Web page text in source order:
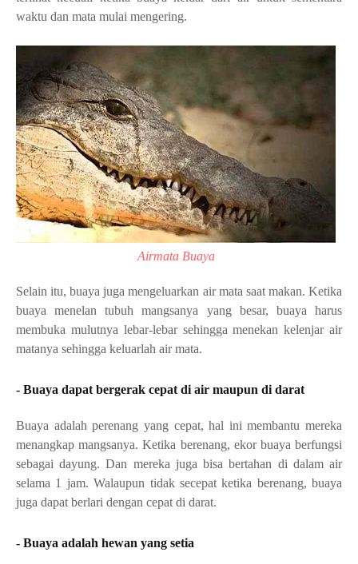
waktu dan mata mulai mengering.
Airmata Buaya
Selain itu, buaya juga mengeluarkan air mata saat makan. Ketika
buaya menelan tubuh mangsanya yang besar, buaya harus
membuka mulutnya lebar-lebar sehingga menekan kelenjar air
matanya sehingga keluarlah air mata.
- Buaya dapat bergerak cepat di air maupun di darat
Buaya adalah perenang yang cepat, hal ini membantu mereka
menangkap mangsanya. Ketika berenang, ekor buaya berfungsi
sebagai dayung. Dan mereka juga bisa bertahan di dalam air
selama 1 jam. Walaupun tidak secepat ketika berenang, buaya
juga dapat berlari dengan cepat di darat.
- Buaya adalah hewan yang setia